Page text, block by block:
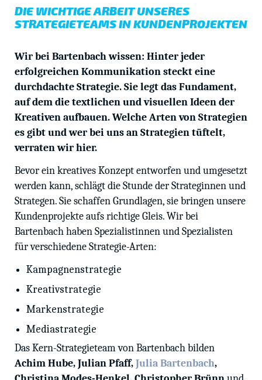
DIE WICHTIGE ARBEIT UNSERES
STRATEGIETEAMS IN KUNDENPROJEKTEN
Wir bei Bartenbach wissen: Hinter jeder
erfolgreichen Kommunikation steckt eine
durchdachte Strategie. Sie legt das Fundament,
auf dem die textlichen und visuellen Ideen der
Kreativen aufbauen. Welche Arten von Strategien
es gibt und wer bei uns an Strategien tüftelt,
verraten wir hier.
Bevor ein kreatives Konzept entworfen und umgesetzt
werden kann, schlägt die Stunde der Strateginnen und
Strategen. Sie schaffen Grundlagen, sie bringen unsere
Kundenprojekte aufs richtige Gleis. Wir bei
Bartenbach haben Spezialistinnen und Spezialisten
für verschiedene Strategie-Arten:
Kampagnenstrategie
Kreativstrategie
Markenstrategie
Mediastrategie
Das Kern-Strategieteam von Bartenbach bilden
Achim Hube, Julian Pfaff,Julia Bartenbach,